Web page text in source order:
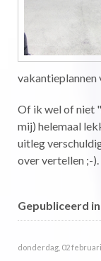
vakantieplannen
Of ik wel of niet
mij) helemaal
uitleg
over vertellen ;-).
Gepubliceerd in
donderdag, 02 februari